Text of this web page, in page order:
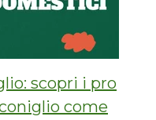
scopri i pro
come